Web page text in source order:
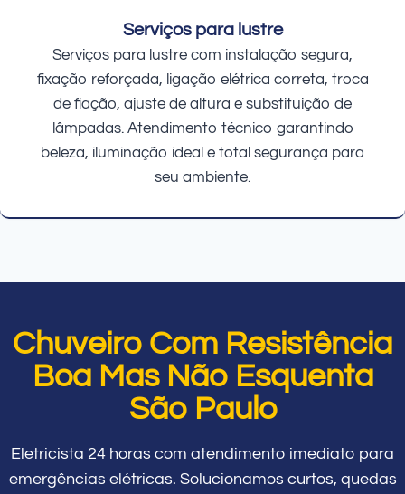
Serviços para lustre
Serviços para lustre com instalação segura,
fixação reforçada, ligação elétrica correta, troca
de fiação, ajuste de altura e substituição de
lâmpadas. Atendimento técnico garantindo
beleza, iluminação ideal e total segurança para
seu ambiente.
Chuveiro Com Resistência
Boa Mas Não Esquenta
São Paulo
Eletricista 24 horas com atendimento imediato para
emergências elétricas. Solucionamos curtos, quedas